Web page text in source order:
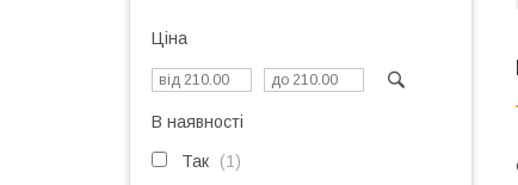
Ціна
В наявності
Так 1